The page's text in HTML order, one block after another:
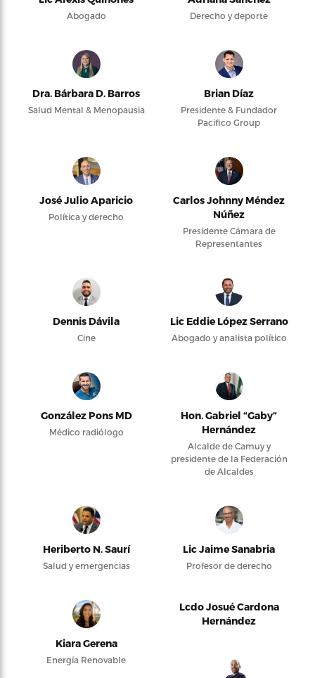
Abogado Derecho y deporte
Dra. Bárbara D. Barros
Salud Mental & Menopausia
Brian Díaz
Presidente & Fundador
Pacifico Group
José Julio Aparicio
Política y derecho
Carlos Johnny Méndez
Núñez
Presidente Cámara de
Representantes
Dennis Dávila
Cine
Lic Eddie López Serrano
Abogado y analista político
González Pons MD
Médico radiólogo
Hon. Gabriel “Gaby”
Hernández
Alcalde de Camuy y
presidente de la Federación
de Alcaldes
Heriberto N. Saurí
Salud y emergencias
Lic Jaime Sanabria
Profesor de derecho
Kiara Gerena
Energía Renovable
Lcdo Josué Cardona
Hernández